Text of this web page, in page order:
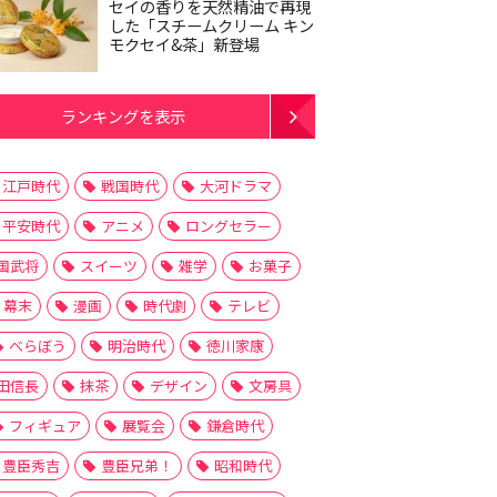
セイの香りを天然精油で再現
した「スチームクリーム キン
モクセイ&茶」新登場
ランキングを表示
江戸時代 戦国時代
大河ドラマ
平安時代
アニメ
ロングセラー
武将
スイーツ 雑学
お菓子
幕末
漫画 時代劇
テレビ
べらぼう
明治時代
徳川家康
信長
抹茶 デザイン
文房具
フィギュア
展覧会
鎌倉時代
豊臣秀吉
豊臣兄弟！
昭和時代